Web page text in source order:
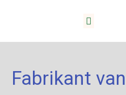
Fabrikant van